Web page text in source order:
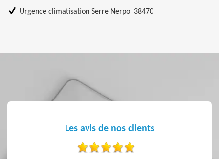
Urgence climatisation Serre Nerpol 38470
Les avis de nos clients